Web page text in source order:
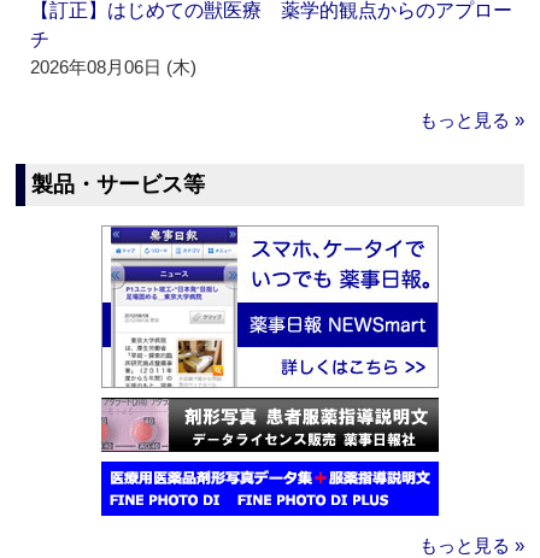
【訂正】はじめての獣医療 薬学的観点からのアプロー
チ
2026年08月06日 (木)
もっと見る »
製品・サービス等
もっと見る »